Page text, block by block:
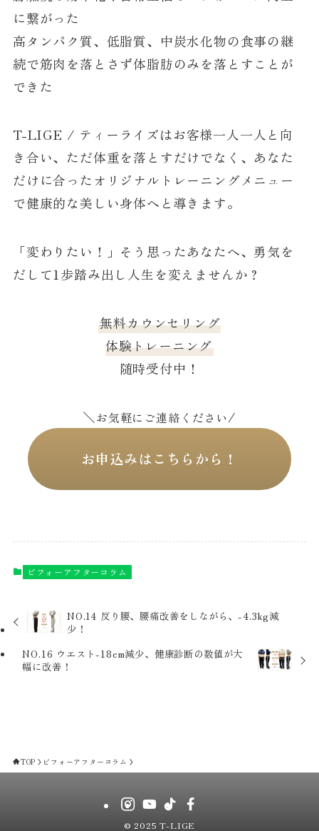
に繋がった
高タンパク質、低脂質、中炭水化物の食事の継
続で筋肉を落とさず体脂肪のみを落とすことが
できた
T-LIGE / ティーライズはお客様一人一人と向
き合い、ただ体重を落とすだけでなく、あなた
だけに合ったオリジナルトレーニングメニュー
で健康的な美しい身体へと導きます。
「変わりたい！」そう思ったあなたへ、勇気を
だして1歩踏み出し人生を変えませんか？
無料カウンセリング
体験トレーニング
随時受付中！
＼ お気軽にご連絡ください/
お申込みはこちらから！
ビフォーアフターコラム
NO.14 反り腰、腰痛改善をしながら、-4.3kg減
少！
NO.16 ウエスト-18cm減少、健康診断の数値が大
幅に改善！
TOP ビフォーアフターコラム
© 2025 T-LIGE